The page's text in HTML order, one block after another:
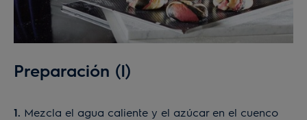
Preparación (I)
1. Mezcla el agua caliente y el azúcar en el cuenco